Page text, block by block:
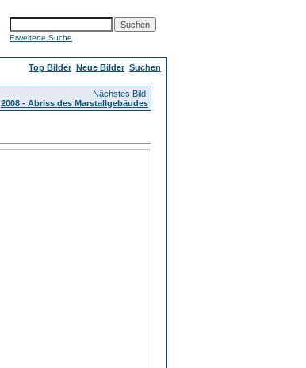
Erweiterte Suche
Top Bilder Neue Bilder Suchen
Nächstes Bild:
2008 - Abriss des Marstallgebäudes